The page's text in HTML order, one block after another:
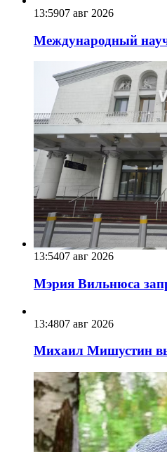
13:5907 авг 2026
Международный
13:5407 авг 2026
Мэрия Вильнюса
13:4807 авг 2026
Михаил Мишустин